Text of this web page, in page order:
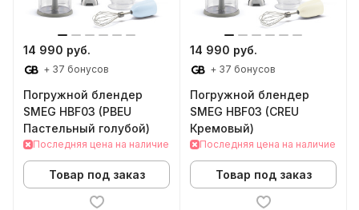
14 990 руб.
+ 37 бонусов
Погружной блендер
SMEG HBF03 (PBEU
Пастельный голубой)
Последняя цена на наличие
Товар под заказ
14 990 руб.
+ 37 бонусов
Погружной блендер
SMEG HBF03 (CREU
Кремовый)
Последняя цена на наличие
Товар под заказ